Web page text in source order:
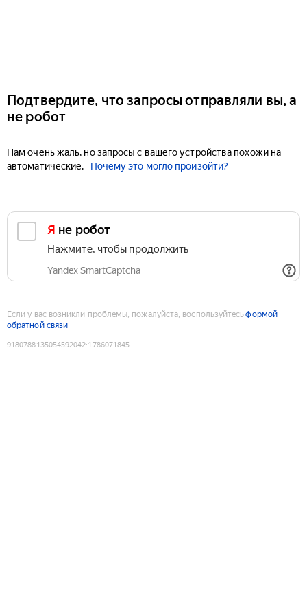
Подтвердите, что запросы отправляли вы, а
не робот
Нам очень жаль, но запросы с вашего устройства похожи на
автоматические.
Почему это могло произойти?
Я не робот
Нажмите, чтобы продолжить
Yandex SmartCaptcha
Если у вас возникли проблемы, пожалуйста, воспользуйтесьформой
обратной связи
9180788135054592042:1786071845